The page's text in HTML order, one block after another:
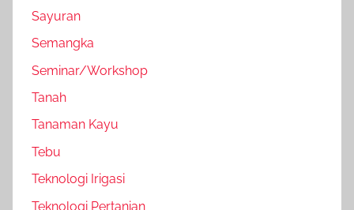
Sayuran
Semangka
Seminar/Workshop
Tanah
Tanaman Kayu
Tebu
Teknologi Irigasi
Teknologi Pertanian